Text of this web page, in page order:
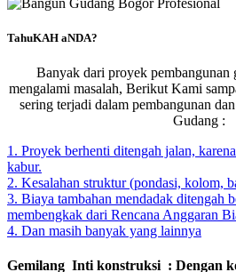
TahuKAH aNDA?
Banyak dari proyek pembangunan
mengalami masalah, Berikut Kami
sering terjadi dalam pembangunan
Gudang :
1. Proyek berhenti ditengah jalan,
kabur.
2. Kesalahan struktur (pondasi, kolom,
3. Biaya tambahan mendadak ditengah
membengkak dari Rencana Anggaran
4. Dan masih banyak yang lainnya
Gemilang Inti konstruksi : Dengan